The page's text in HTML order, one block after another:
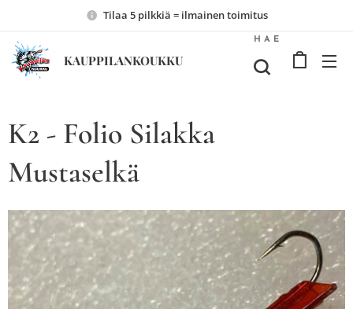
Tilaa 5 pilkkiä = ilmainen toimitus
KAUPPILANKOUKKU
HAE
K2 - Folio Silakka
Mustaselkä